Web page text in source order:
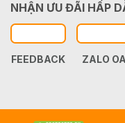
NHẬN ƯU ĐÃI HẤP
FEEDBACK ZALO OA